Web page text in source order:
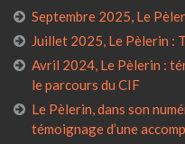
Septembre 2025, Le
Juillet 2025, Le Pèlerin :
Avril 2024, Le Pèlerin :
le parcours du CIF
Le Pèlerin, dans son
témoignage d’une